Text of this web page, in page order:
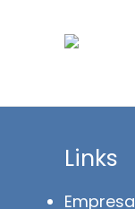
Links
Empresa